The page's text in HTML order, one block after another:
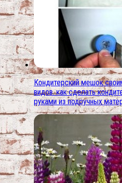
Кондитерский мешок
видов. как сделать
руками из подручных